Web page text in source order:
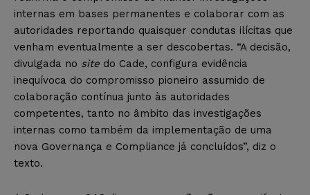
internas em bases permanentes e colaborar com as
autoridades reportando quaisquer condutas ilícitas que
venham eventualmente a ser descobertas. “A decisão,
divulgada no site do Cade, configura evidência
inequívoca do compromisso pioneiro assumido de
colaboração contínua junto às autoridades
competentes, tanto no âmbito das investigações
internas como também da implementação de uma
nova Governança e Compliance já concluídos”, diz o
texto.